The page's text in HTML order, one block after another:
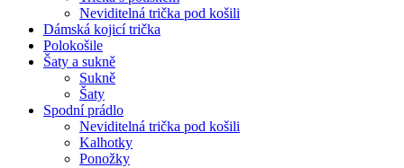
Neviditelná trička pod košili
Dámská kojicí trička
Polokošile
Šaty a sukně
Sukně
Šaty
Spodní prádlo
Neviditelná trička pod košili
Kalhotky
Ponožky